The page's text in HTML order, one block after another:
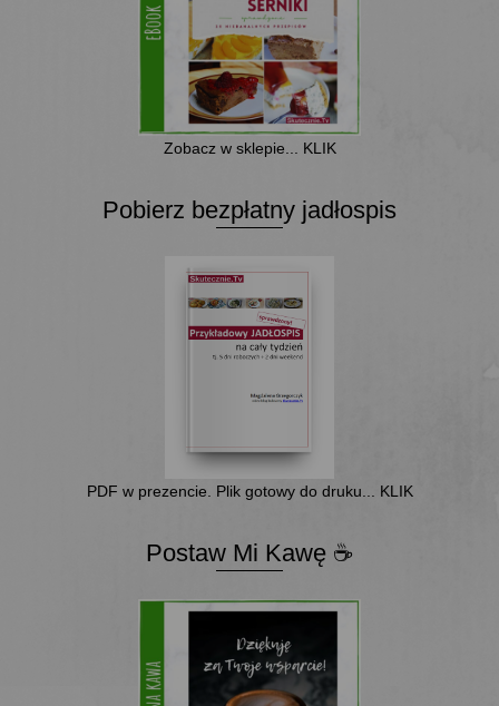
Zobacz w sklepie... KLIK
Pobierz bezpłatny jadłospis
PDF w prezencie. Plik gotowy do druku... KLIK
Postaw Mi Kawę ☕